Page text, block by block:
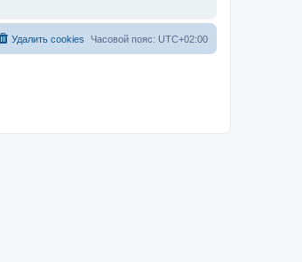
Часовой пояс: UTC+02:00
Удалить cookies